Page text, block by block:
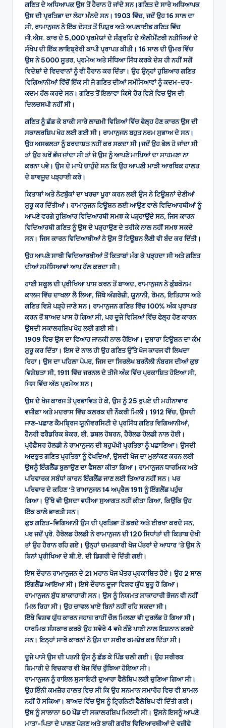
ਗਣਿਤ ਦੇ ਅਧਿਆਪਕ ਉਸ ਤੋਂ ਹੈਰਾਨ ਹੋ ਜਾਂਦੇ ਸਨ।ਗਣਿਤ ਦੇ ਸਾਰੇ ਅਧਿਆਪਕ
ਉਸ ਦੀ ਪ੍ਰਤਿਭਾ ਦਾ ਲੋਹਾ ਮੰਨਦੇ ਸਨ। 1903 ਵਿੱਚ, ਜਦੋਂ ਉਹ 16 ਸਾਲ ਦਾ
ਸੀ, ਰਾਮਾਨੁਜਨ ਨੇ ਇੱਕ ਦੋਸਤ ਤੋਂ ਪਿਯੁਰ ਅਤੇ ਅਪਲਾਈਡ ਗਣਿਤ ਵਿੱਚ
ਜੀ.ਐਸ. ਕਾਰ ਦੇ 5,000 ਪ੍ਰਮੇਯਾਂ ਦੇ ਸੰਗ੍ਰਹਿ ਦੇ ਐਲੀਮੈਂਟਰੀ ਨਤੀਜਿਆਂ ਦੇ
ਸੰਖੇਪ ਦੀ ਇੱਕ ਲਾਇਬ੍ਰੇਰੀ ਕਾਪੀ ਪ੍ਰਾਪਤ ਕੀਤੀ। 16 ਸਾਲ ਦੀ ਉਮਰ ਵਿੱਚ
ਉਸ ਨੇ 5000 ਸੂਤਰ, ਪ੍ਰਮੇਅ ਅਤੇ ਸੰਧਿਆ ਸਿੱਧ ਕਰਕੇ ਦੇਸ਼ ਹੀ ਨਹੀਂ ਸਗੋਂ
ਵਿਦੇਸ਼ਾਂ ਦੇ ਵਿਦਵਾਨਾਂ ਨੂੰ ਵੀ ਹੈਰਾਨ ਕਰ ਦਿੱਤਾ। ਉਹ ਉਨ੍ਹਾਂ ਹੁਸ਼ਿਆਰ ਗਣਿਤ
ਵਿਗਿਆਨੀਆਂ ਵਿੱਚੋਂ ਇੱਕ ਸੀ ਜੋ ਗਣਿਤ ਦੀਆਂ ਸਮੱਸਿਆਵਾਂ ਨੂੰ ਕਦਮ-ਦਰ-
ਕਦਮ ਹੱਲ ਕਰਦੇ ਸਨ। ਗਣਿਤ ਤੋਂ ਇਲਾਵਾ ਕਿਸੇ ਹੋਰ ਵਿਸ਼ੇ ਵਿਚ ਉਸ ਦੀ
ਦਿਲਚਸਪੀ ਨਹੀਂ ਸੀ।
ਗਣਿਤ ਨੂੰ ਛੱਡ ਕੇ ਬਾਕੀ ਸਾਰੇ ਲਾਜ਼ਮੀ ਵਿਸ਼ਿਆਂ ਵਿੱਚ ਫੇਲ੍ਹ ਹੋਣ ਕਾਰਨ ਉਸ ਦੀ
ਸਕਾਲਰਸ਼ਿਪ ਖੋਹ ਲਈ ਗਈ ਸੀ। ਰਾਮਾਨੁਜਨ ਬਹੁਤ ਨਰਮ ਸੁਭਾਅ ਦੇ ਸਨ।
ਉਹ ਅਸਫਲਤਾ ਨੂੰ ਬਰਦਾਸ਼ਤ ਨਹੀਂ ਕਰ ਸਕਦਾ ਸੀ।ਜਦੋਂ ਉਹ ਫੇਲ ਹੋ ਜਾਂਦਾ ਸੀ
ਤਾਂ ਉਹ ਘਰੋਂ ਭੱਜ ਜਾਂਦਾ ਸੀ ਤਾਂ ਜੋ ਉਸ ਨੂੰ ਆਪਣੇ ਮਾਪਿਆਂ ਦਾ ਸਾਹਮਣਾ ਨਾ
ਕਰਨਾ ਪਵੇ। ਉਸ ਦੇ ਮਾਪੇ ਚਾਹੁੰਦੇ ਸਨ ਕਿ ਉਹ ਆਪਣੀ ਮਾੜੀ ਆਰਥਿਕ ਹਾਲਤ
ਦੇ ਬਾਵਜੂਦ ਪੜ੍ਹਾਈ ਕਰੇ।
ਕਿਤਾਬਾਂ ਅਤੇ ਨੋਟਬੁੱਕਾਂ ਦਾ ਖਰਚਾ ਪੂਰਾ ਕਰਨ ਲਈ ਉਸ ਨੇ ਟਿਊਸ਼ਨਾਂ ਦੇਣੀਆਂ
ਸ਼ੁਰੂ ਕਰ ਦਿੱਤੀਆਂ। ਰਾਮਾਨੁਜਨ ਟਿਊਸ਼ਨ ਲਈ ਆਉਣ ਵਾਲੇ ਵਿਦਿਆਰਥੀਆਂ ਨੂੰ
ਆਪਣੇ ਵਰਗੇ ਹੁਸ਼ਿਆਰ ਵਿਦਿਆਰਥੀ ਸਮਝ ਕੇ ਪੜ੍ਹਾਉਂਦੇ ਸਨ, ਜਿਸ ਕਾਰਨ
ਵਿਦਿਆਰਥੀ ਗਣਿਤ ਨੂੰ ਉਸ ਦੇ ਪੜ੍ਹਾਉਣ ਦੇ ਤਰੀਕੇ ਨਾਲ ਨਹੀਂ ਸਮਝ ਸਕਦੇ
ਸਨ। ਜਿਸ ਕਾਰਨ ਵਿਦਿਆਥੀਆਂ ਨੇ ਉਸ ਤੋਂ ਟਿਊਸ਼ਨ ਲੈਣੀ ਵੀ ਬੰਦ ਕਰ ਦਿੱਤੀ।
ਉਹ ਆਪਣੇ ਸਾਥੀ ਵਿਦਿਆਰਥੀਆਂ ਤੋਂ ਕਿਤਾਬਾਂ ਮੰਗ ਕੇ ਪੜ੍ਹਦਾ ਸੀ ਅਤੇ ਗਣਿਤ
ਦੀਆਂ ਸਮੱਸਿਆਵਾਂ ਆਪ ਹੱਲ ਕਰਦਾ ਸੀ।
ਹਾਈ ਸਕੂਲ ਦੀ ਪ੍ਰੀਖਿਆ ਪਾਸ ਕਰਨ ਤੋਂ ਬਾਅਦ, ਰਾਮਾਨੁਜਨ ਨੇ ਕੁੰਬਕੋਨਮ
ਕਾਲਜ ਵਿੱਚ ਦਾਖਲਾ ਲੈ ਲਿਆ, ਜਿੱਥੇ ਅੰਗਰੇਜ਼ੀ, ਯੂਨਾਨੀ, ਰੋਮਨ, ਇਤਿਹਾਸ ਅਤੇ
ਗਣਿਤ ਵਿਸ਼ੇ ਪੜ੍ਹੇ ਜਾਣੇ ਸਨ। ਰਾਮਾਨੁਜਨ ਗਣਿਤ ਵਿੱਚ 100% ਅੰਕ ਪ੍ਰਾਪਤ
ਕਰਨ ਤੋਂ ਬਾਅਦ ਪਾਸ ਹੋ ਗਿਆ ਸੀ, ਪਰ ਦੂਜੇ ਵਿਸ਼ਿਆਂ ਵਿੱਚ ਫੇਲ੍ਹ ਹੋਣ ਕਾਰਨ
ਉਸਦੀ ਸਕਾਲਰਸ਼ਿਪ ਖੋਹ ਲਈ ਗਈ ਸੀ।
1909 ਵਿਚ ਉਸ ਦਾ ਵਿਆਹ ਜਾਨਕੀ ਨਾਲ ਹੋਇਆ। ਦੁਬਾਰਾ ਟਿਊਸ਼ਨ ਦਾ ਕੰਮ
ਸ਼ੁਰੂ ਕਰ ਦਿੱਤਾ। ਇਸ ਦੇ ਨਾਲ ਹੀ ਉਹ ਗਣਿਤ ਉੱਤੇ ਖੋਜ ਕਾਰਜ ਵੀ ਲਿਖਦਾ
ਰਿਹਾ। ਉਸ ਦਾ ਪਹਿਲਾ ਪੇਪਰ, ਜਿਸ ਦਾ ਸਿਰਲੇਖ ਬਰਨੌਲੀ ਨੰਬਰਸ ਦੀਆਂ ਕੁਝ
ਵਿਸ਼ੇਸ਼ਤਾ ਸੀ, 1911 ਵਿੱਚ ਜਰਨਲ ਦੇ ਤੀਜੇ ਅੰਕ ਵਿੱਚ ਪ੍ਰਕਾਸ਼ਿਤ ਹੋਇਆ ਸੀ,
ਜਿਸ ਵਿੱਚ ਅੱਠ ਪ੍ਰਮੇਅ ਸਨ।
ਉਸ ਦੇ ਖੋਜ ਕਾਰਜ ਤੋਂ ਪ੍ਰਭਾਵਿਤ ਹੋ ਕੇ, ਉਸ ਨੂੰ 25 ਰੁਪਏ ਦੀ ਮਹੀਨਾਵਾਰ
ਵਜ਼ੀਫ਼ਾ ਅਤੇ ਮਦਰਾਸ ਵਿੱਚ ਕਲਰਕ ਦੀ ਨੌਕਰੀ ਮਿਲੀ। 1912 ਵਿੱਚ, ਉਸਦੀ
ਜਾਣ-ਪਛਾਣ ਕੈਮਬ੍ਰਿਜ ਯੂਨੀਵਰਸਿਟੀ ਦੇ ਪ੍ਰਸਿੱਧ ਗਣਿਤ ਵਿਗਿਆਨੀਆਂ,
ਹੈਨਰੀ ਫਰੈਡਰਿਕ ਬੇਕਰ, ਈ. ਡਬਲ ਹੋਬਰਨ, ਹੈਰੋਲਡ ਹੋਲਡੀ ਨਾਲ ਹੋਈ।
ਪ੍ਰੋਫ਼ੈਸਰ ਹੋਲਡੀ ਨੇ ਰਾਮਾਨੁਜਨ ਦੀ ਬਹੁਪੱਖੀ ਪ੍ਰਤਿਭਾ ਨੂੰ ਪਛਾਣਿਆ। ਉਸਦੀ
ਅਦਭੁਤ ਗਣਿਤ ਪ੍ਰਤਿਭਾ ਨੂੰ ਵੇਖਦਿਆਂ, ਉਸਦੀ ਖੋਜ ਦਾ ਮੁਲਾਂਕਣ ਕਰਨ ਲਈ
ਉਸਨੂੰ ਇੰਗਲੈਂਡ ਬੁਲਾਉਣ ਦਾ ਫੈਸਲਾ ਕੀਤਾ ਗਿਆ। ਰਾਮਾਨੁਜਨ ਧਾਰਮਿਕ ਅਤੇ
ਪਰਿਵਾਰਕ ਸਬੰਧਾਂ ਕਾਰਨ ਇੰਗਲੈਂਡ ਜਾਣ ਲਈ ਤਿਆਰ ਨਹੀਂ ਸਨ। ਪਰ
ਪਰਿਵਾਰ ਦੇ ਕਹਿਣ ‘ਤੇ ਰਾਮਾਨੁਜਨ 14 ਅਪ੍ਰੈਲ 1911 ਨੂੰ ਇੰਗਲੈਂਡ ਪਹੁੰਚ
ਗਿਆ। ਉੱਥੇ ਵੀ ਉਸਦਾ ਵਧੀਆ ਸੁਆਗਤ ਨਹੀਂ ਕੀਤਾ ਗਿਆ, ਕਿਉਂਕਿ ਉਹ
ਇੱਕ ਕਾਲੇ ਭਾਰਤੀ ਸਨ।
ਕੁਝ ਗਣਿਤ-ਵਿਗਿਆਨੀ ਉਸ ਦੀ ਪ੍ਰਤਿਭਾ ਤੋਂ ਡਰਦੇ ਅਤੇ ਈਰਖਾ ਕਰਦੇ ਸਨ,
ਪਰ ਜਦੋਂ ਪ੍ਰੋ. ਹੈਰੋਲਡ ਹੋਲਡੀ ਨੇ ਰਾਮਾਨੁਜਨ ਦੀ 120 ਸਿਧਾਂਤਾਂ ਦੀ ਕਿਤਾਬ ਦੇਖੀ
ਤਾਂ ਉਹ ਹੈਰਾਨ ਰਹਿ ਗਏ। ਉਨ੍ਹਾਂ ਚਮਤਕਾਰੀ ਖੋਜ ਪੱਤਰਾਂ ਦੇ ਆਧਾਰ ‘ਤੇ ਉਸ ਨੇ
ਬਿਨਾਂ ਪ੍ਰੀਖਿਆ ਦੇ ਬੀ.ਏ. ਦੀ ਡਿਗਰੀ ਦੇ ਦਿੱਤੀ ਗਈ।
ਇਸ ਦੌਰਾਨ ਰਾਮਾਨੁਜਨ ਦੇ 21 ਮਹਾਨ ਖੋਜ ਪੱਤਰ ਪ੍ਰਕਾਸ਼ਿਤ ਹੋਏ। ਉਹ 2 ਸਾਲ
ਇੰਗਲੈਂਡ ਆਇਆ ਸੀ। ਇਸੇ ਦੌਰਾਨ ਦੂਜਾ ਵਿਸ਼ਵ ਯੁੱਧ ਸ਼ੁਰੂ ਹੋ ਗਿਆ।
ਰਾਮਾਨੁਜਨ ਸ਼ੁੱਧ ਸ਼ਾਕਾਹਾਰੀ ਸਨ। ਉਸ ਨੂੰ ਨਿਯਮਤ ਸ਼ਾਕਾਹਾਰੀ ਭੋਜਨ ਵੀ ਨਹੀਂ
ਮਿਲ ਰਿਹਾ ਸੀ। ਉਹ ਚਾਵਲ ਖਾਏ ਬਿਨਾਂ ਨਹੀਂ ਰਹਿ ਸਕਦਾ ਸੀ।
ਇੱਥੇ ਵਿਸ਼ਵ ਯੁੱਧ ਕਾਰਨ ਜਹਾਜ਼ ਰਾਹੀਂ ਚੌਲ ਮਿਲਣਾ ਵੀ ਦੁਰਲੱਭ ਹੋ ਗਿਆ ਸੀ।
ਧਾਰਮਿਕ ਸੰਸਕਾਰ ਕਰਕੇ ਉਹ ਸਵੇਰੇ 4 ਵਜੇ ਠੰਡੇ ਪਾਣੀ ਨਾਲ ਇਸ਼ਨਾਨ ਕਰਦੇ
ਸਨ। ਇਨ੍ਹਾਂ ਸਾਰੇ ਕਾਰਨਾਂ ਨੇ ਉਸ ਦਾ ਸਰੀਰ ਕਮਜ਼ੋਰ ਕਰ ਦਿੱਤਾ ਸੀ।
ਦੂਜੇ ਪਾਸੇ ਉਸ ਦੀ ਪਤਨੀ ਉਸ ਨੂੰ ਛੱਡ ਕੇ ਪਿੰਡ ਚਲੀ ਗਈ। ਉਹ ਸਰੀਰਕ
ਬਿਮਾਰੀ ਦੇ ਵਿਚਕਾਰ ਵੀ ਖੋਜ ਵਿੱਚ ਰੁੱਝਿਆ ਹੋਇਆ ਸੀ।
ਰਾਮਾਨੁਜਨ ਨੂੰ ਰਾਇਲ ਸੁਸਾਇਟੀ ਦੁਆਰਾ ਫੈਲੋਸ਼ਿਪ ਲਈ ਚੁਣਿਆ ਗਿਆ ਸੀ।
ਉਹ ਇੰਨੀ ਕਮਜ਼ੋਰ ਹਾਲਤ ਵਿਚ ਸੀ ਕਿ ਉਹ ਸਨਮਾਨ ਸਮਾਰੋਹ ਵਿਚ ਵੀ ਸ਼ਾਮਲ
ਨਹੀਂ ਹੋ ਸਕਿਆ। ਬਾਅਦ ਵਿੱਚ ਉਸ ਨੂੰ ਟ੍ਰਿਨਿਟੀ ਫੈਲੋਸ਼ਿਪ ਵੀ ਦਿੱਤੀ ਗਈ।
ਉਸ ਨੂੰ ਸਾਲਾਨਾ 50 ਪੌਂਡ ਦੀ ਸਕਾਲਰਸ਼ਿਪ ਮਿਲਦੀ ਸੀ। ਉਸਨੇ ਇਸਨੂੰ ਆਪਣੇ
ਮਾਤਾ-ਪਿਤਾ ਦੇ ਪਾਲਣ ਪੋਸ਼ਣ ਅਤੇ ਬਾਕੀ ਗਰੀਬ ਵਿਦਿਆਰਥੀਆਂ ਦੇ ਵਜ਼ੀਫੇ